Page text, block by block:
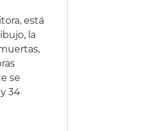
16,60 € (20%)
€
está
la
se
34